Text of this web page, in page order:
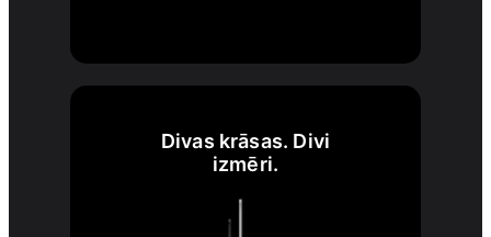
Divas krāsas. Divi
izmēri.